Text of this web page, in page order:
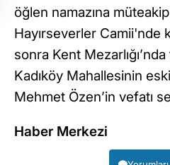
öğlen namazına
Hayırseverler Camii'nde
sonra Kent
Kadıköy Mahallesinin
Mehmet Özen’in vefatı
Haber Merkezi